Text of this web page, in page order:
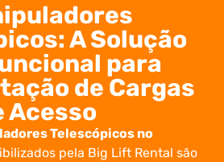
A Solução
para
de Cargas
Acesso
Telescópicos no
pela Big Lift Rental são